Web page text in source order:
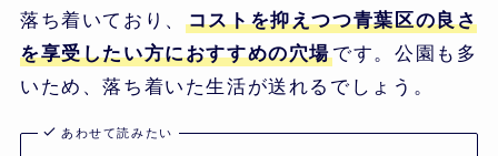
落ち着いており、
コストを抑えつつ青葉区の良さ
を享受したい方におすすめの穴場です。公園も多
いため、落ち着いた生活が送れるでしょう。
あわせて読みたい